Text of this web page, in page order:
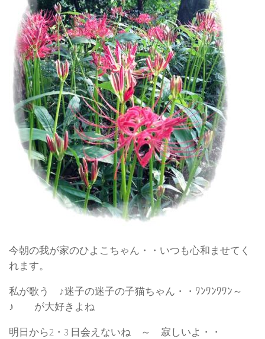
今朝の我が家のひよこちゃん・・いつも心和ませてく
れます。
私が歌う ♪迷子の迷子の子猫ちゃん・・ﾜﾝﾜﾝﾜﾜﾝ～
♪
が大好きよね
明日から2・3 日会えないね ～ 寂しいよ・・